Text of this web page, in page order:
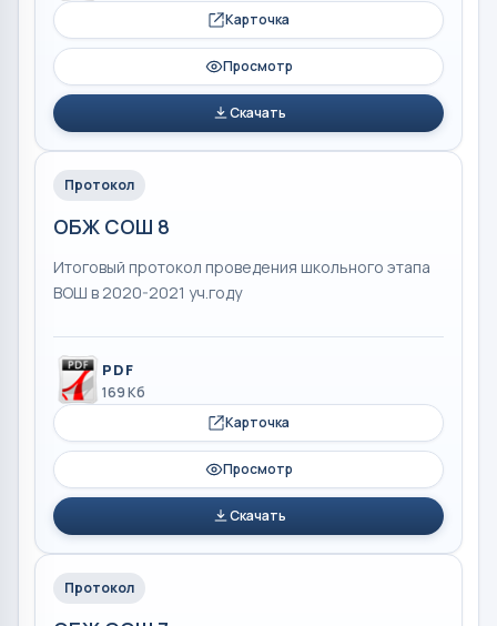
Карточка
Просмотр
Скачать
Протокол
ОБЖ СОШ 8
Итоговый протокол проведения школьного этапа
ВОШ в 2020-2021 уч.году
PDF
169 Кб
Карточка
Просмотр
Скачать
Протокол